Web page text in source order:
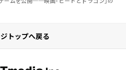
トップへ戻る